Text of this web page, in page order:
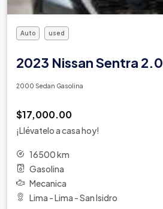
Auto used
2023 Nissan Sentra 2.0
2000 Sedan Gasolina
$17,000.00
¡Llévatelo a casa hoy!
16500 km
Gasolina
Mecanica
Lima - Lima - San Isidro